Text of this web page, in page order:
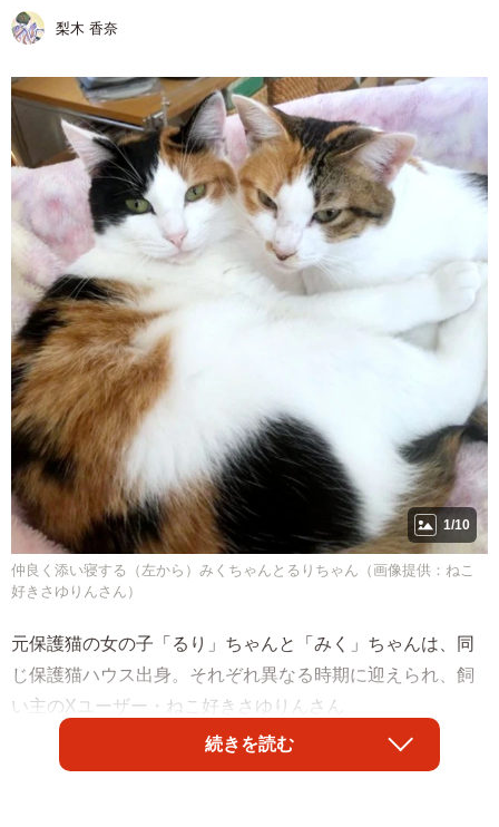
梨木 香奈
1/10
仲良く添い寝する（左から）みくちゃんとるりちゃん（画像提供：ねこ
好きさゆりんさん）
元保護猫の女の子「るり」ちゃんと「みく」ちゃんは、同
じ保護猫ハウス出身。それぞれ異なる時期に迎えられ、飼
い主のXユーザー・ねこ好きさゆりんさん
（@Catloversayurin）のおうちで過ごすうちに、姉妹のよ
うな関係になりました。
続きを読む